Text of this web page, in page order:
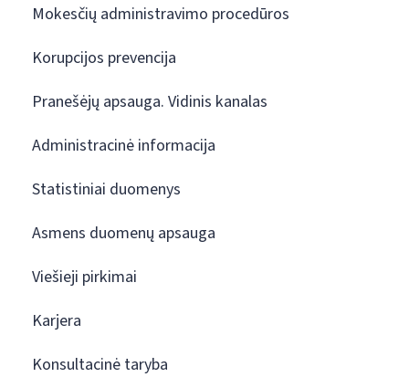
Mokesčių administravimo procedūros
Korupcijos prevencija
Pranešėjų apsauga. Vidinis kanalas
Administracinė informacija
Statistiniai duomenys
Asmens duomenų apsauga
Viešieji pirkimai
Karjera
Konsultacinė taryba